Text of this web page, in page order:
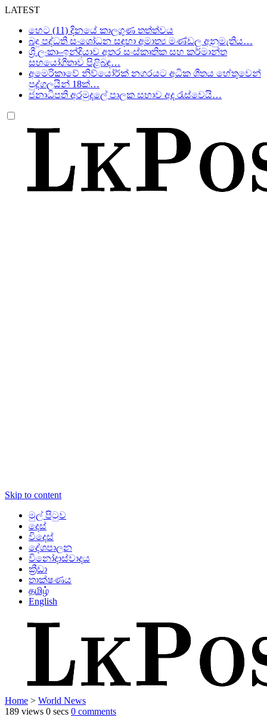
LATEST
හෙට (11) දිනයේ කාලගුණ තත්ත්වය
බදු පද්ධති සංශෝධන සඳහා අමාත්‍ය මණ්ඩල අනුමැතිය…
ශ්‍රී ලංකා–ඉන්දියාව අතර සංස්කෘතික සහ කර්මාන්ත
සහයෝගීතාව පිළිබඳ…
අමෙරිකාවේ නිව්යෝර්ක් නගරයට අධික ශීතය හේතුවෙන්
පුද්ගලයින් 18ක්…
ජනාධිපති අරමුදලේ පාලක සභාව අද රැස්වෙයි…
Skip to content
මුල් පිටුව
දෙස්
විදෙස්
දේශපාලන
විනෝදාස්වාදය
ක්‍රීඩා
තාක්ෂණය
தமிழ்
English
Home > World News
189 views 0 secs 0 comments